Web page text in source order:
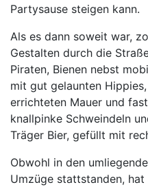
Partysause steigen kann.
Als es dann soweit war,
Gestalten durch die
Piraten, Bienen nebst
mit gut gelaunten
errichteten Mauer und
knallpinke Schweindeln
Träger Bier, gefüllt mit
Obwohl in den
Umzüge stattstanden,